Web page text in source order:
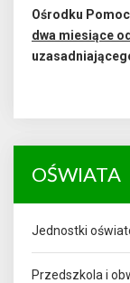
Ośrodku
dwa miesiące
OŚWIATA
Jednostki
Przedszkola i